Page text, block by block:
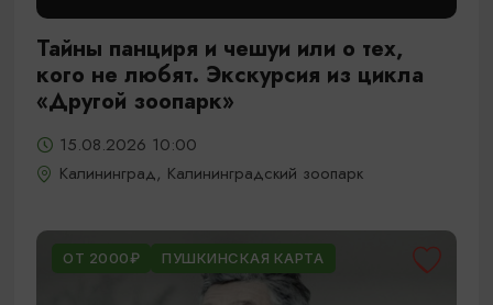
Тайны панциря и чешуи или о тех,
кого не любят. Экскурсия из цикла
«Другой зоопарк»
15.08.2026 10:00
Калининград, Калининградский зоопарк
ОТ 2000₽ ПУШКИНСКАЯ КАРТА